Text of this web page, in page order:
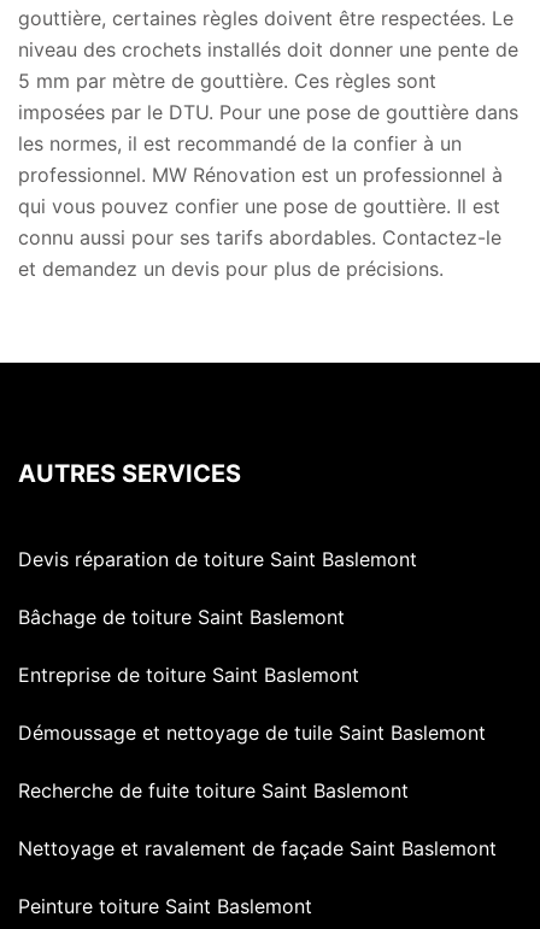
gouttière, certaines règles doivent être respectées. Le
niveau des crochets installés doit donner une pente de
5 mm par mètre de gouttière. Ces règles sont
imposées par le DTU. Pour une pose de gouttière dans
les normes, il est recommandé de la confier à un
professionnel. MW Rénovation est un professionnel à
qui vous pouvez confier une pose de gouttière. Il est
connu aussi pour ses tarifs abordables. Contactez-le
et demandez un devis pour plus de précisions.
AUTRES SERVICES
Devis réparation de toiture Saint Baslemont
Bâchage de toiture Saint Baslemont
Entreprise de toiture Saint Baslemont
Démoussage et nettoyage de tuile Saint Baslemont
Recherche de fuite toiture Saint Baslemont
Nettoyage et ravalement de façade Saint Baslemont
Peinture toiture Saint Baslemont